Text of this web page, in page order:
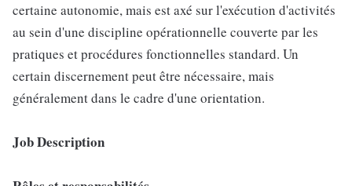
certaine autonomie, mais est axé sur l'exécution d'activités
au sein d'une discipline opérationnelle couverte par les
pratiques et procédures fonctionnelles standard. Un
certain discernement peut être nécessaire, mais
généralement dans le cadre d'une orientation.
Job Description